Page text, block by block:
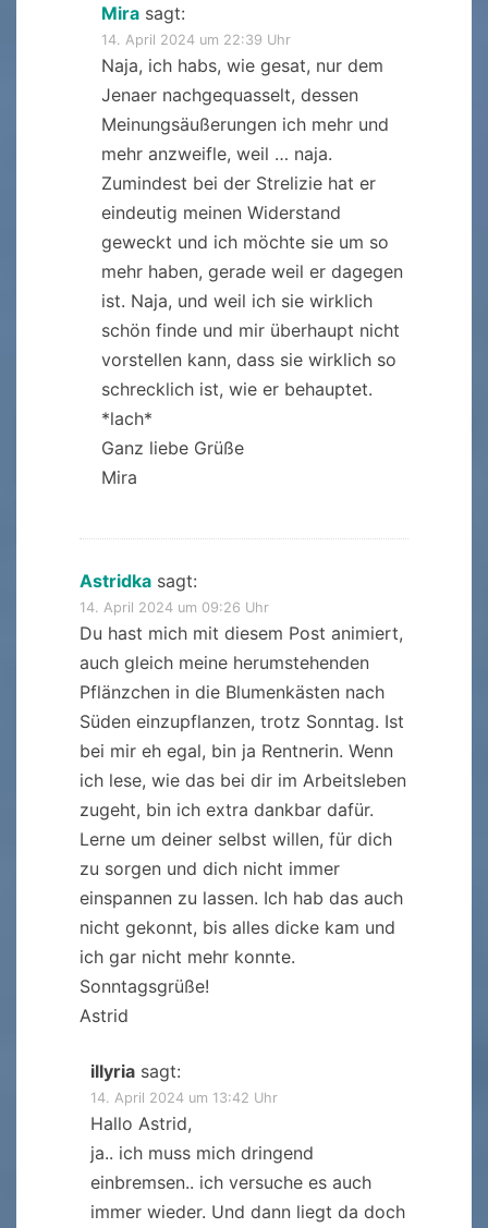
Mira sagt:
14. April 2024 um 22:39 Uhr
Naja, ich habs, wie gesat, nur dem
Jenaer nachgequasselt, dessen
Meinungsäußerungen ich mehr und
mehr anzweifle, weil … naja.
Zumindest bei der Strelizie hat er
eindeutig meinen Widerstand
geweckt und ich möchte sie um so
mehr haben, gerade weil er dagegen
ist. Naja, und weil ich sie wirklich
schön finde und mir überhaupt nicht
vorstellen kann, dass sie wirklich so
schrecklich ist, wie er behauptet.
*lach*
Ganz liebe Grüße
Mira
Astridka sagt:
14. April 2024 um 09:26 Uhr
Du hast mich mit diesem Post animiert,
auch gleich meine herumstehenden
Pflänzchen in die Blumenkästen nach
Süden einzupflanzen, trotz Sonntag. Ist
bei mir eh egal, bin ja Rentnerin. Wenn
ich lese, wie das bei dir im Arbeitsleben
zugeht, bin ich extra dankbar dafür.
Lerne um deiner selbst willen, für dich
zu sorgen und dich nicht immer
einspannen zu lassen. Ich hab das auch
nicht gekonnt, bis alles dicke kam und
ich gar nicht mehr konnte.
Sonntagsgrüße!
Astrid
illyria sagt:
14. April 2024 um 13:42 Uhr
Hallo Astrid,
ja.. ich muss mich dringend
einbremsen.. ich versuche es auch
immer wieder. Und dann liegt da doch